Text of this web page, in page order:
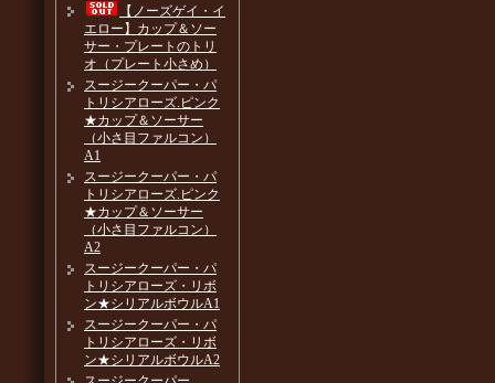
【ノーズゲイ・イ
エロー】カップ＆ソー
サー・プレートのトリ
オ（プレート小さめ）
スージークーパー・パ
トリシアローズ.ピンク
★カップ＆ソーサー
（小さ目ファルコン）
A1
スージークーパー・パ
トリシアローズ.ピンク
★カップ＆ソーサー
（小さ目ファルコン）
A2
スージークーパー・パ
トリシアローズ・リボ
ン★シリアルボウルA1
スージークーパー・パ
トリシアローズ・リボ
ン★シリアルボウルA2